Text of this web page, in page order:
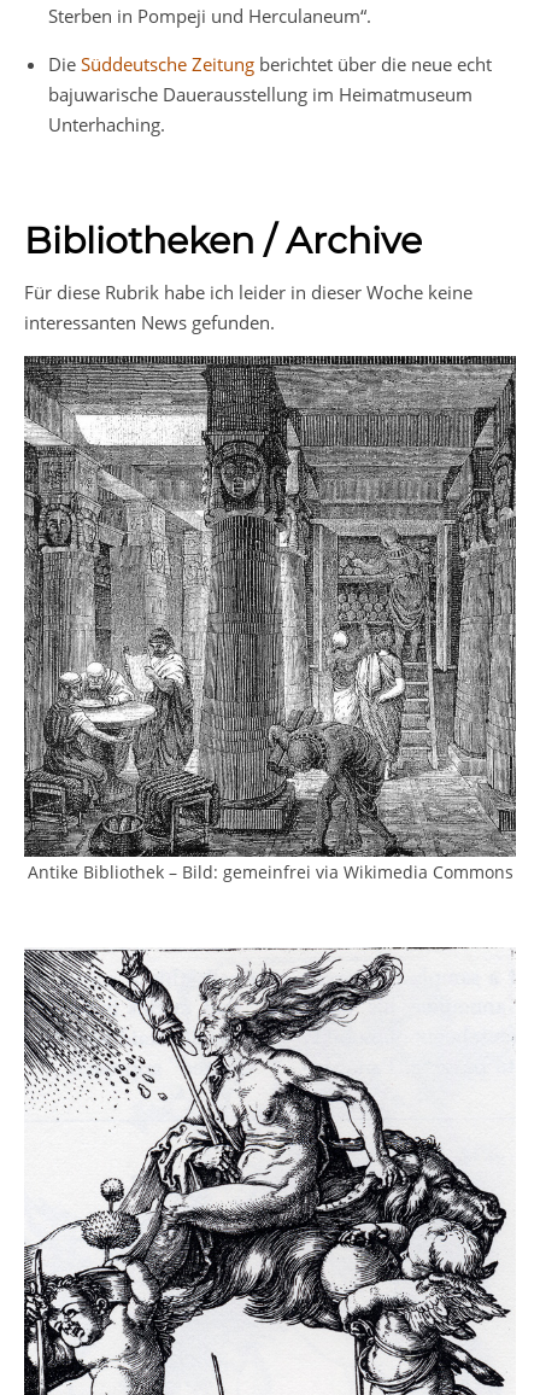
Sterben in Pompeji und Herculaneum“.
Die Süddeutsche Zeitung berichtet über die neue echt
bajuwarische Dauerausstellung im Heimatmuseum
Unterhaching.
Bibliotheken / Archive
Für diese Rubrik habe ich leider in dieser Woche keine
interessanten News gefunden.
Antike Bibliothek – Bild: gemeinfrei via Wikimedia Commons